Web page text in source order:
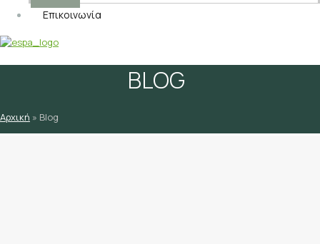
Επικοινωνία
BLOG
Αρχική » Blog